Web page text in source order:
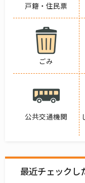
戸籍・住民票
ごみ
公共交通機関
最近チェックし